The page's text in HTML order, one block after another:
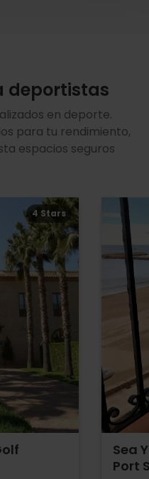
deportistas
en deporte.
para tu rendimiento,
espacios seguros
4 Stars
Sea
Port